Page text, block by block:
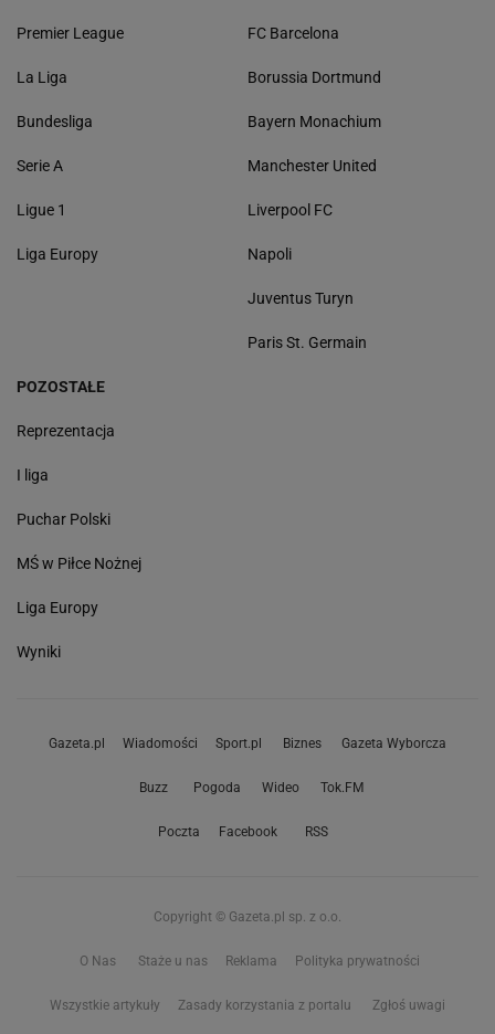
Premier League
La Liga
Bundesliga
Serie A
Ligue 1
Liga Europy
FC Barcelona
Borussia Dortmund
Bayern Monachium
Manchester United
Liverpool FC
Napoli
Juventus Turyn
Paris St. Germain
POZOSTAŁE
Reprezentacja
I liga
Puchar Polski
MŚ w Piłce Nożnej
Liga Europy
Wyniki
Gazeta.pl Wiadomości Sport.pl Biznes Gazeta Wyborcza
Buzz Pogoda Wideo Tok.FM
Poczta Facebook RSS
Copyright © Gazeta.pl sp. z o.o.
O Nas Staże u nas Reklama Polityka prywatności
Wszystkie artykuły Zasady korzystania z portalu Zgłoś uwagi